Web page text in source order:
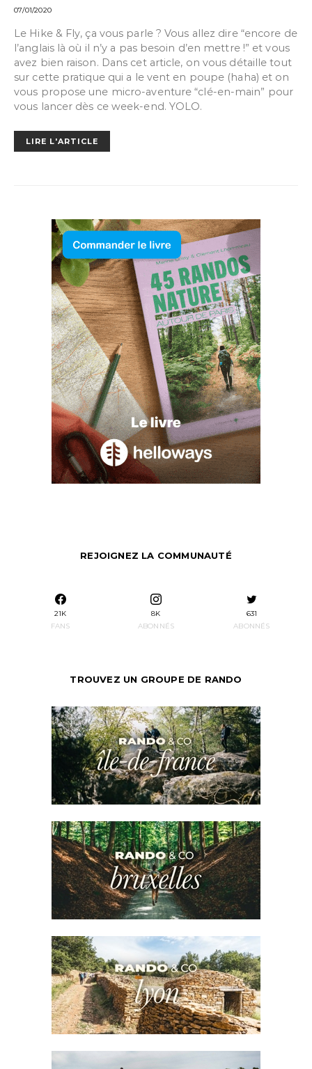
07/01/2020
Le Hike & Fly, ça vous parle ? Vous allez dire “encore de
l’anglais là où il n’y a pas besoin d’en mettre !” et vous
avez bien raison. Dans cet article, on vous détaille tout
sur cette pratique qui a le vent en poupe (haha) et on
vous propose une micro-aventure “clé-en-main” pour
vous lancer dès ce week-end. YOLO.
LIRE L'ARTICLE
REJOIGNEZ LA COMMUNAUTÉ
21K
FANS
8K
ABONNÉS
631
ABONNÉS
TROUVEZ UN GROUPE DE RANDO